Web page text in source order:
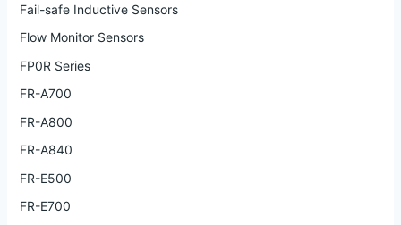
Fail-safe Inductive Sensors
Flow Monitor Sensors
FP0R Series
FR-A700
FR-A800
FR-A840
FR-E500
FR-E700